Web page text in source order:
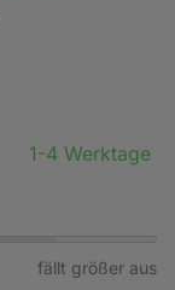
1-4 Werktage
fällt größer aus